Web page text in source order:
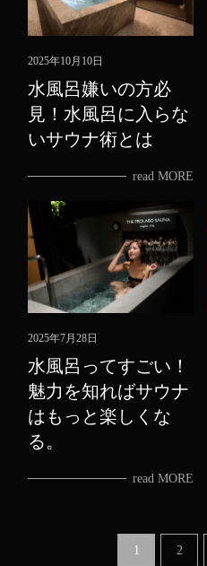
2025年10月10日
水風呂嫌いの方必
見！水風呂に入らな
いサウナ術とは
read MORE
2025年7月28日
水風呂ってすごい！
魅力を知ればサウナ
はもっと楽しくな
る。
read MORE
1 2